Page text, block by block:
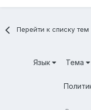
Перейти к списку тем
Язык Тема